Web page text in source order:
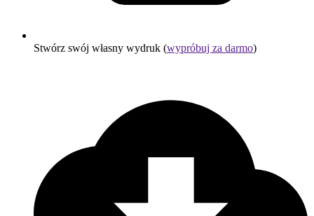
Stwórz swój własny wydruk (wypróbuj za darmo)